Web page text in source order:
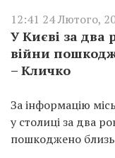
12:41 24 Лютого,
У Києві за два
війни
– Кличко
За інформацію
у столиці за два
пошкоджено